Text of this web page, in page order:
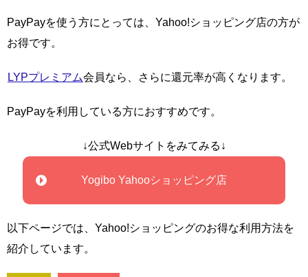
PayPayを使う方にとっては、Yahoo!ショッピング店の方が
お得です。
LYPプレミアム会員なら、さらに還元率が高くなります。
PayPayを利用している方におすすめです。
↓公式Webサイトをみてみる↓
Yogibo Yahooショッピング店
以下ページでは、Yahoo!ショッピングのお得な利用方法を
紹介しています。